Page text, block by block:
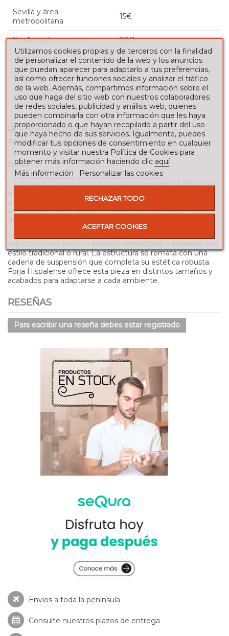
Sevilla y área
metropolitana
15€
Sevilla resto provincia 20€
Península 20€
Baleares 30€
Portugal 35€
Imprimir
Añadir para comparar
Añadir a la lista de deseos
MÁS
La lámpara Cazorla es mucho más que un punto de luz: es
un ambiente cálido y acogedor sin renunciar a la fuerza
estética del hierro forjado. Una elección que resiste al paso
estilo tradicional o rural. La estructura se remata con una
cadena de suspensión que completa su estética robusta.
Forja Hispalense ofrece esta pieza en distintos tamaños y
acabados para adaptarse a cada ambiente.
RESEÑAS
Para escribir una reseña debes estar registrado
Envíos a toda la península
Consulte nuestros plazos de entrega
Utilizamos cookies propias y de terceros con la finalidad
de personalizar el contenido de la web y los anuncios
que puedan aparecer para adaptarlo a tus preferencias,
así como ofrecer funciones sociales y analizar el tráfico
de la web. Además, compartimos información sobre el
uso que haga del sitio web con nuestros colaboradores
de redes sociales, publicidad y análisis web, quienes
pueden combinarla con otra información que les haya
proporcionado o que hayan recopilado a partir del uso
que haya hecho de sus servicios. Igualmente, puedes
modificar tus opciones de consentimiento en cualquier
momento y visitar nuestra Política de Cookies para
obtener más información haciendo clic aquí
Más información
Personalizar las cookies
RECHAZAR TODO
ACEPTAR COOKIES